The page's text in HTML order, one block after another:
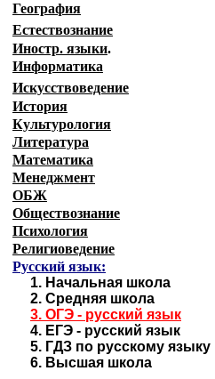
География
Естествознание
Иностр. языки.
Информатика
Искусствоведение
История
Культурология
Литература
Математика
Менеджмент
ОБЖ
Обществознание
Психология
Религиоведение
Русский язык:
1. Начальная школа
2. Средняя школа
3. ОГЭ - русский язык
4. ЕГЭ - русский язык
5. ГДЗ по русскому языку
6. Высшая школа